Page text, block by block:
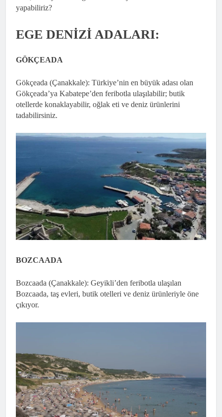
yapabiliriz?
EGE DENİZİ ADALARI:
GÖKÇEADA
Gökçeada (Çanakkale): Türkiye’nin en büyük adası olan
Gökçeada’ya Kabatepe’den feribotla ulaşılabilir; butik
otellerde konaklayabilir, oğlak eti ve deniz ürünlerini
tadabilirsiniz.
BOZCAADA
Bozcaada (Çanakkale): Geyikli’den feribotla ulaşılan
Bozcaada, taş evleri, butik otelleri ve deniz ürünleriyle öne
çıkıyor.